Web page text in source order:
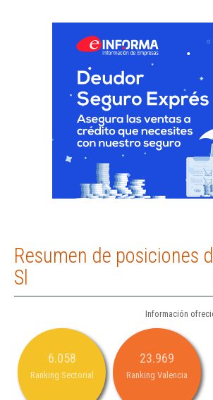
Resumen de posiciones
Sl
Información
6.058
Ranking Sectorial
23.969
Ranking Valencia